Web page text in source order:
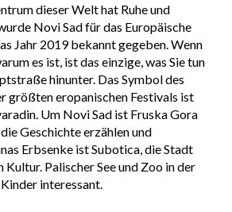
dieser Welt hat Ruhe und
Novi Sad für das Europäische
Jahr 2019 bekannt gegeben. Wenn
es ist, ist das einzige, was Sie tun
hinunter. Das Symbol des
größten eropanischen Festivals ist
Um Novi Sad ist Fruska Gora
Geschichte erzählen und
Erbsenke ist Subotica, die Stadt
Palischer See und Zoo in der
interessant.